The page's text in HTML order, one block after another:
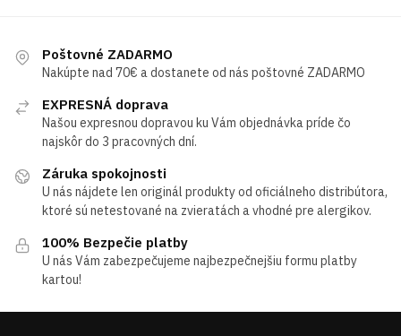
Poštovné ZADARMO
Nakúpte nad 70€ a dostanete od nás poštovné ZADARMO
EXPRESNÁ doprava
Našou expresnou dopravou ku Vám objednávka príde čo
najskôr do 3 pracovných dní.
Záruka spokojnosti
U nás nájdete len originál produkty od oficiálneho distribútora,
ktoré sú netestované na zvieratách a vhodné pre alergikov.
100% Bezpečie platby
U nás Vám zabezpečujeme najbezpečnejšiu formu platby
kartou!